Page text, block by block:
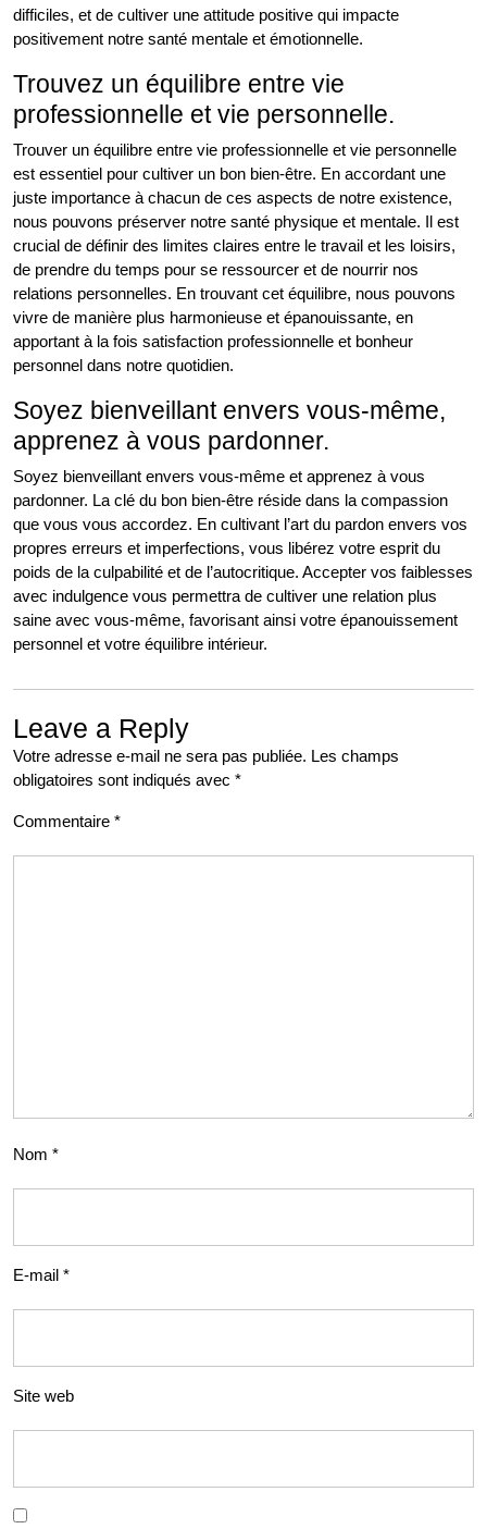
difficiles, et de cultiver une attitude positive qui impacte
positivement notre santé mentale et émotionnelle.
Trouvez un équilibre entre vie
professionnelle et vie personnelle.
Trouver un équilibre entre vie professionnelle et vie personnelle
est essentiel pour cultiver un bon bien-être. En accordant une
juste importance à chacun de ces aspects de notre existence,
nous pouvons préserver notre santé physique et mentale. Il est
crucial de définir des limites claires entre le travail et les loisirs,
de prendre du temps pour se ressourcer et de nourrir nos
relations personnelles. En trouvant cet équilibre, nous pouvons
vivre de manière plus harmonieuse et épanouissante, en
apportant à la fois satisfaction professionnelle et bonheur
personnel dans notre quotidien.
Soyez bienveillant envers vous-même,
apprenez à vous pardonner.
Soyez bienveillant envers vous-même et apprenez à vous
pardonner. La clé du bon bien-être réside dans la compassion
que vous vous accordez. En cultivant l’art du pardon envers vos
propres erreurs et imperfections, vous libérez votre esprit du
poids de la culpabilité et de l’autocritique. Accepter vos faiblesses
avec indulgence vous permettra de cultiver une relation plus
saine avec vous-même, favorisant ainsi votre épanouissement
personnel et votre équilibre intérieur.
Leave a Reply
Votre adresse e-mail ne sera pas publiée. Les champs
obligatoires sont indiqués avec *
Commentaire *
Nom *
E-mail *
Site web